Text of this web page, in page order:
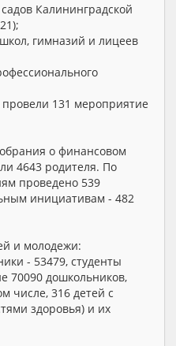
Калининградской
гимназий и лицеев
131 мероприятие
о финансовом
4643 родителя. По
проведено 539
инициативам - 482
и молодежи:
- 53479, студенты
70090 дошкольников,
числе, 316 детей с
здоровья) и их